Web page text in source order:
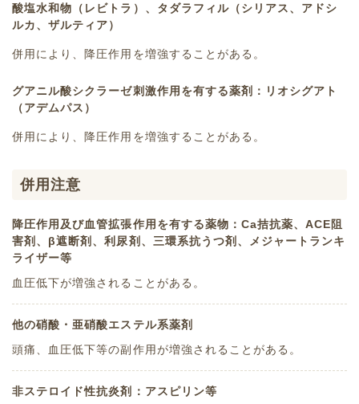
酸塩水和物（レビトラ）、タダラフィル（シリアス、アドシ
ルカ、ザルティア）
併用により、降圧作用を増強することがある。
グアニル酸シクラーゼ刺激作用を有する薬剤：リオシグアト
（アデムパス）
併用により、降圧作用を増強することがある。
併用注意
降圧作用及び血管拡張作用を有する薬物：Ca拮抗薬、ACE阻
害剤、β遮断剤、利尿剤、三環系抗うつ剤、メジャートランキ
ライザー等
血圧低下が増強されることがある。
他の硝酸・亜硝酸エステル系薬剤
頭痛、血圧低下等の副作用が増強されることがある。
非ステロイド性抗炎剤：アスピリン等